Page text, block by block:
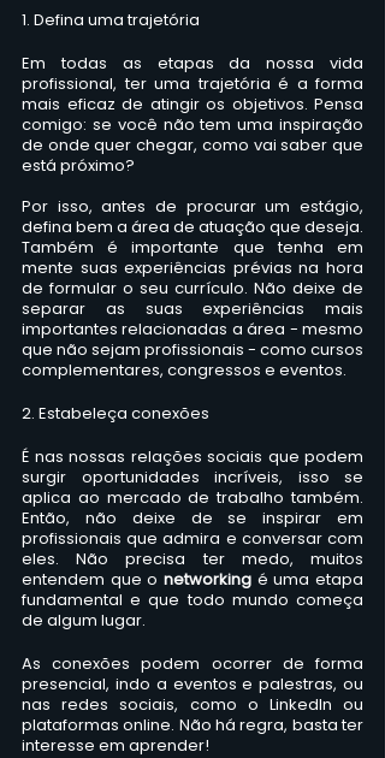
1. Defina uma trajetória
Em todas as etapas da nossa vida
profissional, ter uma trajetória é a forma
mais eficaz de atingir os objetivos. Pensa
comigo: se você não tem uma inspiração
de onde quer chegar, como vai saber que
está próximo?
Por isso, antes de procurar um estágio,
defina bem a área de atuação que deseja.
Também é importante que tenha em
mente suas experiências prévias na hora
de formular o seu currículo. Não deixe de
separar as suas experiências mais
importantes relacionadas a área - mesmo
que não sejam profissionais - como cursos
complementares, congressos e eventos.
2. Estabeleça conexões
É nas nossas relações sociais que podem
surgir oportunidades incríveis, isso se
aplica ao mercado de trabalho também.
Então, não deixe de se inspirar em
profissionais que admira e conversar com
eles. Não precisa ter medo, muitos
entendem que o networking é uma etapa
fundamental e que todo mundo começa
de algum lugar.
As conexões podem ocorrer de forma
presencial, indo a eventos e palestras, ou
nas redes sociais, como o LinkedIn ou
plataformas online. Não há regra, basta ter
interesse em aprender!